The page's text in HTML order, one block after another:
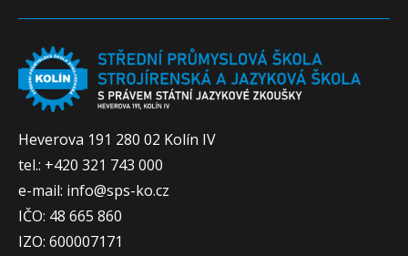
Heverova 191 280 02 Kolín IV
tel.: +420 321 743 000
e-mail: info@sps-ko.cz
IČO: 48 665 860
IZO: 600007171